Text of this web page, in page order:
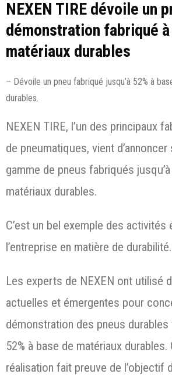
NEXEN TIRE dévoile un
démonstration fabriqué
matériaux durables
– Dévoile un pneu fabriqué jusqu’à 52% à
durables.
NEXEN TIRE, l’un des principaux
de pneumatiques, vient d’annoncer
gamme de pneus fabriqués
matériaux durables.
C’est un bel exemple des activités
l’entreprise en matière de durabilité.
Les experts de NEXEN ont utilisé
actuelles et émergentes pour
démonstration des pneus durables
52% à base de matériaux
réalisation fait preuve de l’objectif